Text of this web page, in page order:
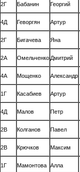
2Г Бабанин Георгий
4Д Геворгян Артур
2Г Бигачева Яна
2А Омельченко Дмитрий
4А Мощенко Александр
1Г Касабиев Артур
4Д Малов Петр
2В Колганов Павел
2В Крючков Максим
1Г Мамонтова Алла